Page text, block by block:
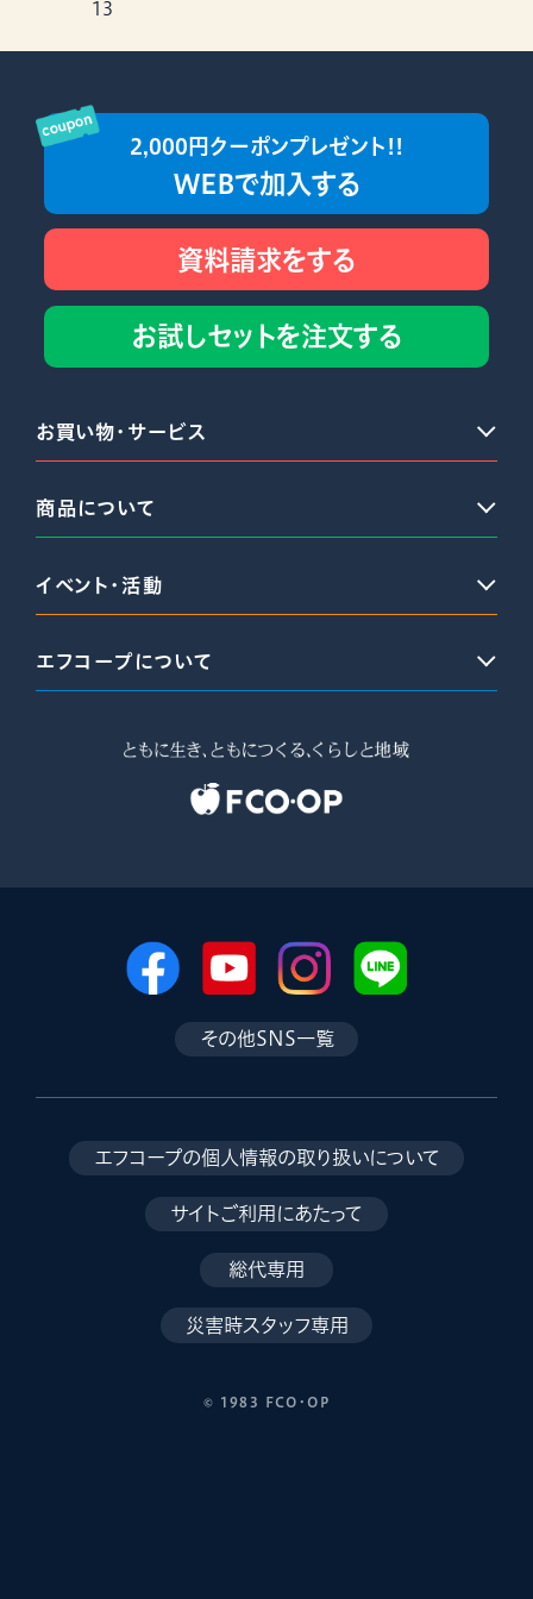
13
2,000円クーポンプレゼント!!
WEBで加入する
資料請求をする
お試しセットを注文する
お買い物・サービス
商品について
イベント・活動
エフコープについて
その他SNS一覧
エフコープの個人情報の取り扱いについて
サイトご利用にあたって
総代専用
災害時スタッフ専用
© 1983 FCO･OP